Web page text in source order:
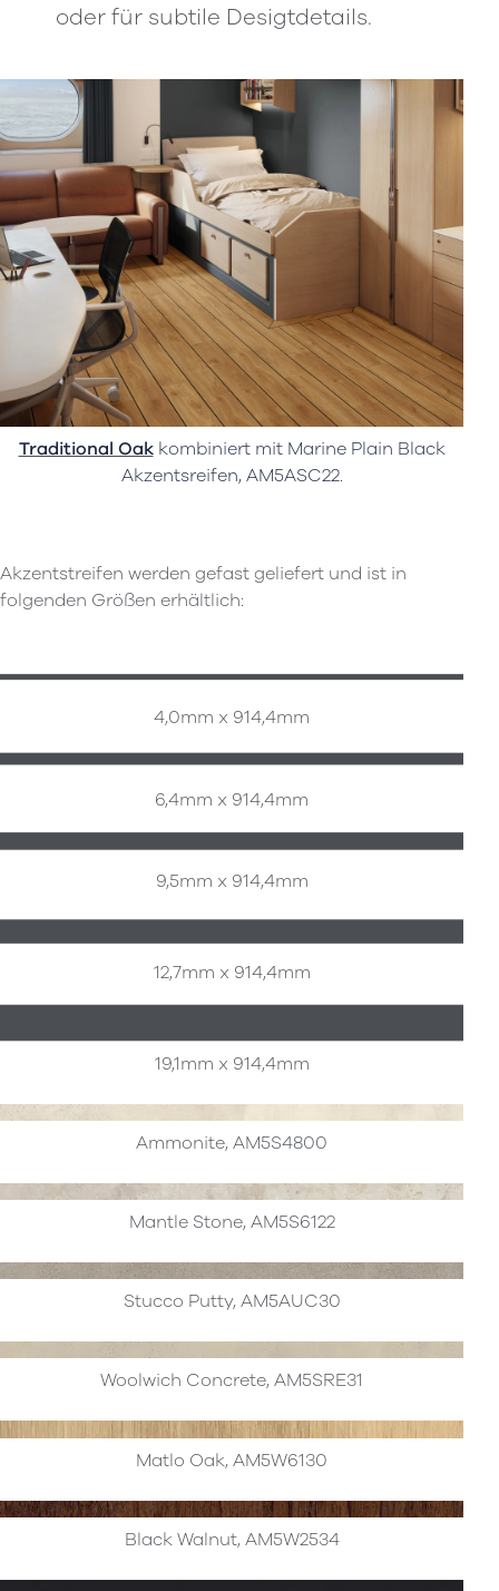
oder für subtile Desigtdetails.
Traditional Oakkombiniert mit Marine Plain Black
Akzentsreifen, AM5ASC22.
Akzentstreifen werden gefast geliefert und ist in
folgenden Größen erhältlich:
4,0mm x 914,4mm
6,4mm x 914,4mm
9,5mm x 914,4mm
12,7mm x 914,4mm
19,1mm x 914,4mm
Ammonite, AM5S4800
Mantle Stone, AM5S6122
Stucco Putty, AM5AUC30
Woolwich Concrete, AM5SRE31
Matlo Oak, AM5W6130
Black Walnut, AM5W2534